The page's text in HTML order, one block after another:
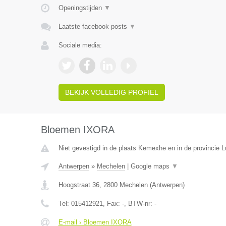
Openingstijden ▼
Laatste facebook posts ▼
Sociale media:
BEKIJK VOLLEDIG PROFIEL
Bloemen IXORA
Niet gevestigd in de plaats Kemexhe en in de provincie
Antwerpen» Mechelen| Google maps ▼
Hoogstraat 36, 2800 Mechelen(Antwerpen)
Tel: 015412921, Fax: -, BTW-nr: -
E-mail › Bloemen IXORA